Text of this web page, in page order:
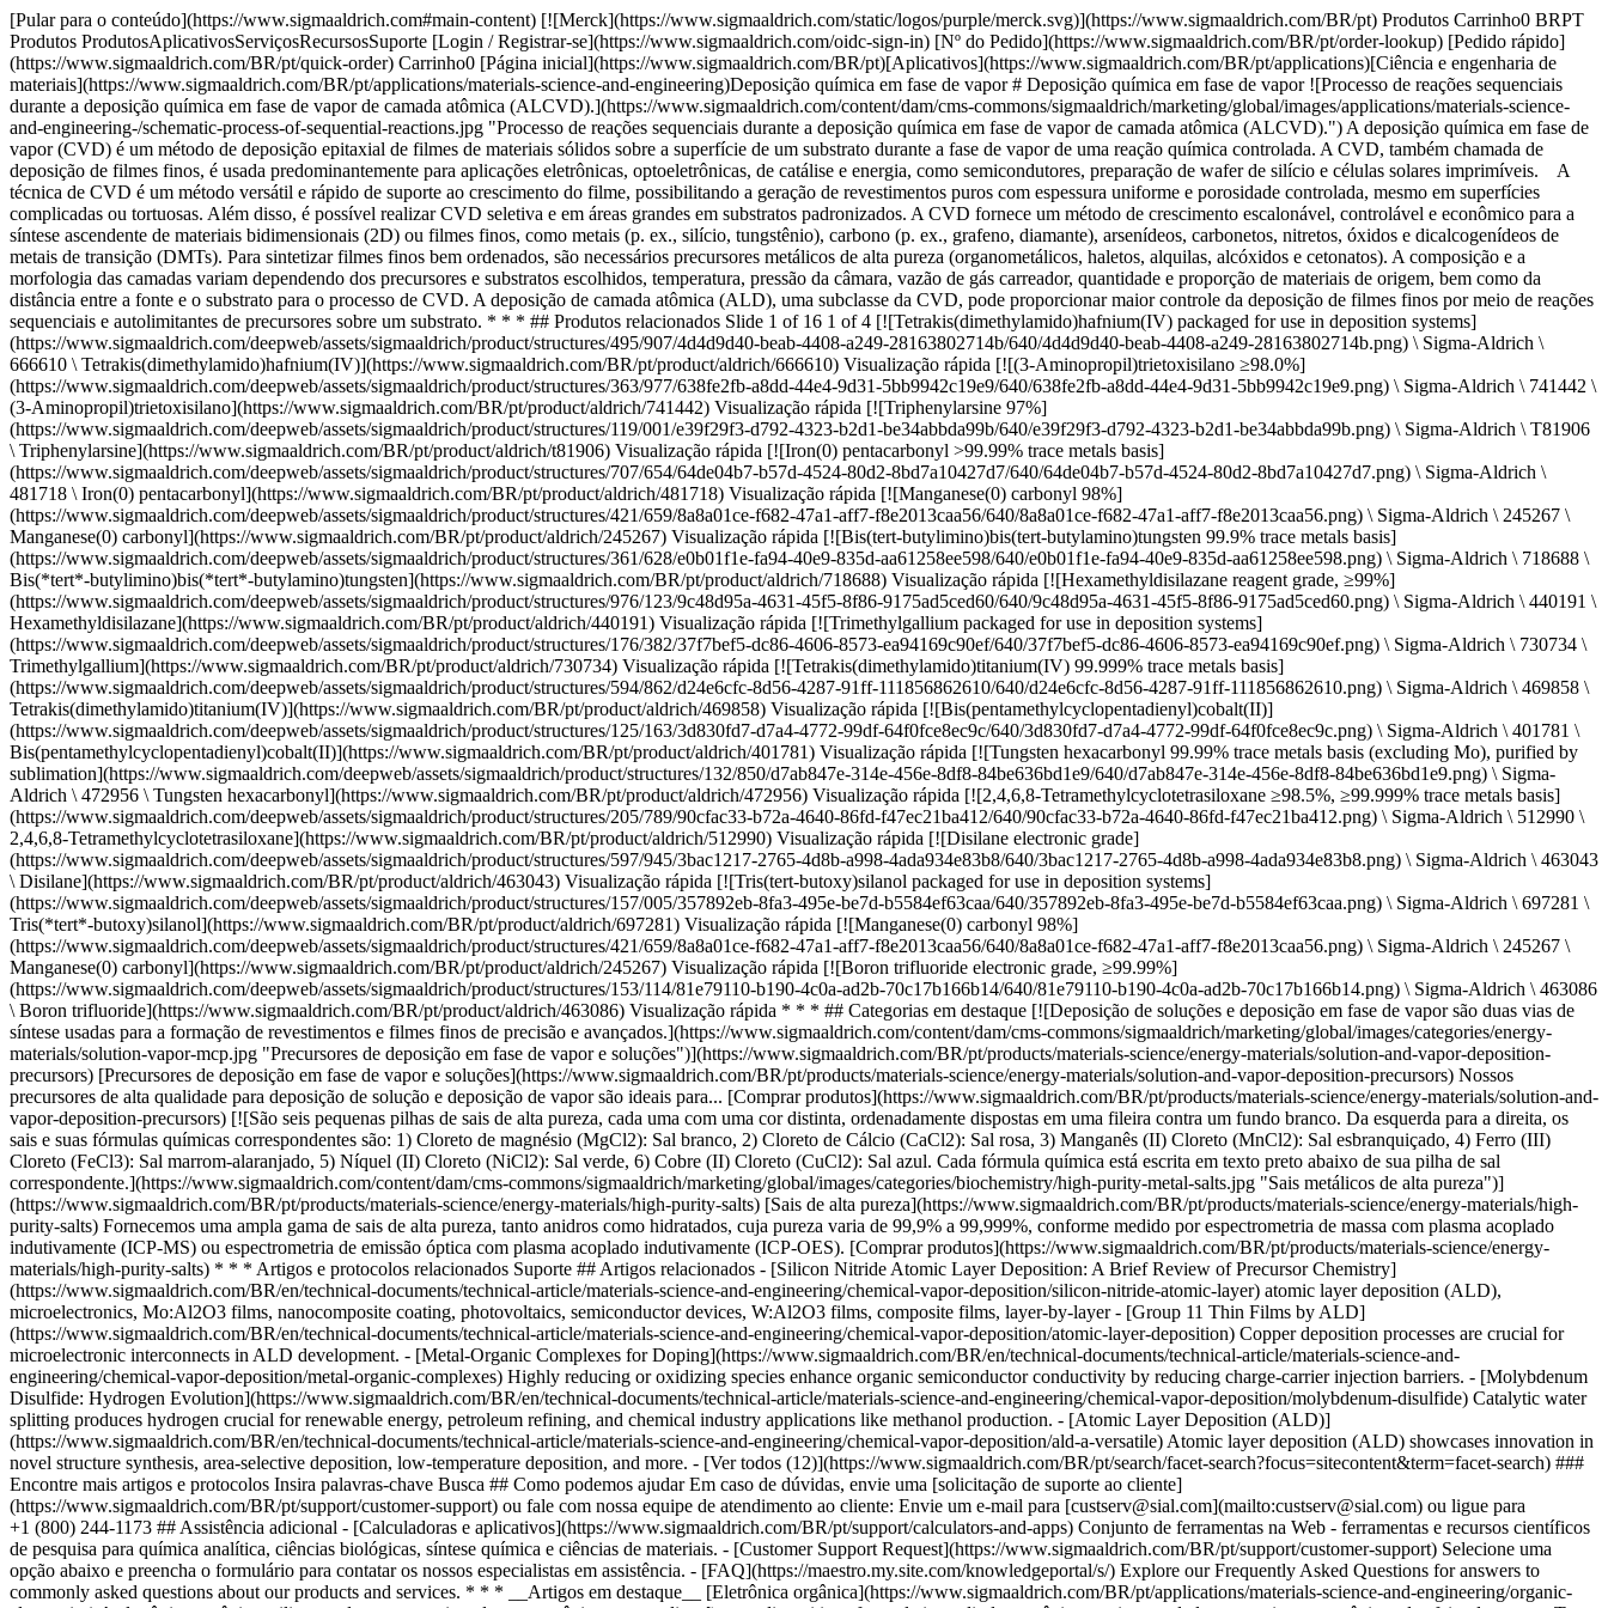
[Pular para o conteúdo](https://www.sigmaaldrich.com#main-content) [![Merck](https://www.sigmaaldrich.com/static/logos/purple/merck.svg)](https://www.sigmaaldrich.com/BR/pt) Produtos Carrinho0 BRPT Produtos ProdutosAplicativosServiçosRecursosSuporte [Login / Registrar-se](https://www.sigmaaldrich.com/oidc-sign-in) [Nº do Pedido](https://www.sigmaaldrich.com/BR/pt/order-lookup) [Pedido rápido](https://www.sigmaaldrich.com/BR/pt/quick-order) Carrinho0 [Página inicial](https://www.sigmaaldrich.com/BR/pt)[Aplicativos](https://www.sigmaaldrich.com/BR/pt/applications)[Ciência e engenharia de materiais](https://www.sigmaaldrich.com/BR/pt/applications/materials-science-and-engineering)Deposição química em fase de vapor # Deposição química em fase de vapor ![Processo de reações sequenciais durante a deposição química em fase de vapor de camada atômica (ALCVD).](https://www.sigmaaldrich.com/content/dam/cms-commons/sigmaaldrich/marketing/global/images/applications/materials-science-and-engineering-/schematic-process-of-sequential-reactions.jpg "Processo de reações sequenciais durante a deposição química em fase de vapor de camada atômica (ALCVD).") A deposição química em fase de vapor (CVD) é um método de deposição epitaxial de filmes de materiais sólidos sobre a superfície de um substrato durante a fase de vapor de uma reação química controlada. A CVD, também chamada de deposição de filmes finos, é usada predominantemente para aplicações eletrônicas, optoeletrônicas, de catálise e energia, como semicondutores, preparação de wafer de silício e células solares imprimíveis. A técnica de CVD é um método versátil e rápido de suporte ao crescimento do filme, possibilitando a geração de revestimentos puros com espessura uniforme e porosidade controlada, mesmo em superfícies complicadas ou tortuosas. Além disso, é possível realizar CVD seletiva e em áreas grandes em substratos padronizados. A CVD fornece um método de crescimento escalonável, controlável e econômico para a síntese ascendente de materiais bidimensionais (2D) ou filmes finos, como metais (p. ex., silício, tungstênio), carbono (p. ex., grafeno, diamante), arsenídeos, carbonetos, nitretos, óxidos e dicalcogenídeos de metais de transição (DMTs). Para sintetizar filmes finos bem ordenados, são necessários precursores metálicos de alta pureza (organometálicos, haletos, alquilas, alcóxidos e cetonatos). A composição e a morfologia das camadas variam dependendo dos precursores e substratos escolhidos, temperatura, pressão da câmara, vazão de gás carreador, quantidade e proporção de materiais de origem, bem como da distância entre a fonte e o substrato para o processo de CVD. A deposição de camada atômica (ALD), uma subclasse da CVD, pode proporcionar maior controle da deposição de filmes finos por meio de reações sequenciais e autolimitantes de precursores sobre um substrato. * * * ## Produtos relacionados Slide 1 of 16 1 of 4 [![Tetrakis(dimethylamido)hafnium(IV) packaged for use in deposition systems](https://www.sigmaaldrich.com/deepweb/assets/sigmaaldrich/product/structures/495/907/4d4d9d40-beab-4408-a249-28163802714b/640/4d4d9d40-beab-4408-a249-28163802714b.png) \ Sigma-Aldrich \ 666610 \ Tetrakis(dimethylamido)hafnium(IV)](https://www.sigmaaldrich.com/BR/pt/product/aldrich/666610) Visualização rápida [![(3-Aminopropil)trietoxisilano ≥98.0%](https://www.sigmaaldrich.com/deepweb/assets/sigmaaldrich/product/structures/363/977/638fe2fb-a8dd-44e4-9d31-5bb9942c19e9/640/638fe2fb-a8dd-44e4-9d31-5bb9942c19e9.png) \ Sigma-Aldrich \ 741442 \ (3-Aminopropil)trietoxisilano](https://www.sigmaaldrich.com/BR/pt/product/aldrich/741442) Visualização rápida [![Triphenylarsine 97%](https://www.sigmaaldrich.com/deepweb/assets/sigmaaldrich/product/structures/119/001/e39f29f3-d792-4323-b2d1-be34abbda99b/640/e39f29f3-d792-4323-b2d1-be34abbda99b.png) \ Sigma-Aldrich \ T81906 \ Triphenylarsine](https://www.sigmaaldrich.com/BR/pt/product/aldrich/t81906) Visualização rápida [![Iron(0) pentacarbonyl >99.99% trace metals basis](https://www.sigmaaldrich.com/deepweb/assets/sigmaaldrich/product/structures/707/654/64de04b7-b57d-4524-80d2-8bd7a10427d7/640/64de04b7-b57d-4524-80d2-8bd7a10427d7.png) \ Sigma-Aldrich \ 481718 \ Iron(0) pentacarbonyl](https://www.sigmaaldrich.com/BR/pt/product/aldrich/481718) Visualização rápida [![Manganese(0) carbonyl 98%](https://www.sigmaaldrich.com/deepweb/assets/sigmaaldrich/product/structures/421/659/8a8a01ce-f682-47a1-aff7-f8e2013caa56/640/8a8a01ce-f682-47a1-aff7-f8e2013caa56.png) \ Sigma-Aldrich \ 245267 \ Manganese(0) carbonyl](https://www.sigmaaldrich.com/BR/pt/product/aldrich/245267) Visualização rápida [![Bis(tert-butylimino)bis(tert-butylamino)tungsten 99.9% trace metals basis](https://www.sigmaaldrich.com/deepweb/assets/sigmaaldrich/product/structures/361/628/e0b01f1e-fa94-40e9-835d-aa61258ee598/640/e0b01f1e-fa94-40e9-835d-aa61258ee598.png) \ Sigma-Aldrich \ 718688 \ Bis(*tert*-butylimino)bis(*tert*-butylamino)tungsten](https://www.sigmaaldrich.com/BR/pt/product/aldrich/718688) Visualização rápida [![Hexamethyldisilazane reagent grade, ≥99%](https://www.sigmaaldrich.com/deepweb/assets/sigmaaldrich/product/structures/976/123/9c48d95a-4631-45f5-8f86-9175ad5ced60/640/9c48d95a-4631-45f5-8f86-9175ad5ced60.png) \ Sigma-Aldrich \ 440191 \ Hexamethyldisilazane](https://www.sigmaaldrich.com/BR/pt/product/aldrich/440191) Visualização rápida [![Trimethylgallium packaged for use in deposition systems](https://www.sigmaaldrich.com/deepweb/assets/sigmaaldrich/product/structures/176/382/37f7bef5-dc86-4606-8573-ea94169c90ef/640/37f7bef5-dc86-4606-8573-ea94169c90ef.png) \ Sigma-Aldrich \ 730734 \ Trimethylgallium](https://www.sigmaaldrich.com/BR/pt/product/aldrich/730734) Visualização rápida [![Tetrakis(dimethylamido)titanium(IV) 99.999% trace metals basis](https://www.sigmaaldrich.com/deepweb/assets/sigmaaldrich/product/structures/594/862/d24e6cfc-8d56-4287-91ff-111856862610/640/d24e6cfc-8d56-4287-91ff-111856862610.png) \ Sigma-Aldrich \ 469858 \ Tetrakis(dimethylamido)titanium(IV)](https://www.sigmaaldrich.com/BR/pt/product/aldrich/469858) Visualização rápida [![Bis(pentamethylcyclopentadienyl)cobalt(II)](https://www.sigmaaldrich.com/deepweb/assets/sigmaaldrich/product/structures/125/163/3d830fd7-d7a4-4772-99df-64f0fce8ec9c/640/3d830fd7-d7a4-4772-99df-64f0fce8ec9c.png) \ Sigma-Aldrich \ 401781 \ Bis(pentamethylcyclopentadienyl)cobalt(II)](https://www.sigmaaldrich.com/BR/pt/product/aldrich/401781) Visualização rápida [![Tungsten hexacarbonyl 99.99% trace metals basis (excluding Mo), purified by sublimation](https://www.sigmaaldrich.com/deepweb/assets/sigmaaldrich/product/structures/132/850/d7ab847e-314e-456e-8df8-84be636bd1e9/640/d7ab847e-314e-456e-8df8-84be636bd1e9.png) \ Sigma-Aldrich \ 472956 \ Tungsten hexacarbonyl](https://www.sigmaaldrich.com/BR/pt/product/aldrich/472956) Visualização rápida [![2,4,6,8-Tetramethylcyclotetrasiloxane ≥98.5%, ≥99.999% trace metals basis](https://www.sigmaaldrich.com/deepweb/assets/sigmaaldrich/product/structures/205/789/90cfac33-b72a-4640-86fd-f47ec21ba412/640/90cfac33-b72a-4640-86fd-f47ec21ba412.png) \ Sigma-Aldrich \ 512990 \ 2,4,6,8-Tetramethylcyclotetrasiloxane](https://www.sigmaaldrich.com/BR/pt/product/aldrich/512990) Visualização rápida [![Disilane electronic grade](https://www.sigmaaldrich.com/deepweb/assets/sigmaaldrich/product/structures/597/945/3bac1217-2765-4d8b-a998-4ada934e83b8/640/3bac1217-2765-4d8b-a998-4ada934e83b8.png) \ Sigma-Aldrich \ 463043 \ Disilane](https://www.sigmaaldrich.com/BR/pt/product/aldrich/463043) Visualização rápida [![Tris(tert-butoxy)silanol packaged for use in deposition systems](https://www.sigmaaldrich.com/deepweb/assets/sigmaaldrich/product/structures/157/005/357892eb-8fa3-495e-be7d-b5584ef63caa/640/357892eb-8fa3-495e-be7d-b5584ef63caa.png) \ Sigma-Aldrich \ 697281 \ Tris(*tert*-butoxy)silanol](https://www.sigmaaldrich.com/BR/pt/product/aldrich/697281) Visualização rápida [![Manganese(0) carbonyl 98%](https://www.sigmaaldrich.com/deepweb/assets/sigmaaldrich/product/structures/421/659/8a8a01ce-f682-47a1-aff7-f8e2013caa56/640/8a8a01ce-f682-47a1-aff7-f8e2013caa56.png) \ Sigma-Aldrich \ 245267 \ Manganese(0) carbonyl](https://www.sigmaaldrich.com/BR/pt/product/aldrich/245267) Visualização rápida [![Boron trifluoride electronic grade, ≥99.99%](https://www.sigmaaldrich.com/deepweb/assets/sigmaaldrich/product/structures/153/114/81e79110-b190-4c0a-ad2b-70c17b166b14/640/81e79110-b190-4c0a-ad2b-70c17b166b14.png) \ Sigma-Aldrich \ 463086 \ Boron trifluoride](https://www.sigmaaldrich.com/BR/pt/product/aldrich/463086) Visualização rápida * * * ## Categorias em destaque [![Deposição de soluções e deposição em fase de vapor são duas vias de síntese usadas para a formação de revestimentos e filmes finos de precisão e avançados.](https://www.sigmaaldrich.com/content/dam/cms-commons/sigmaaldrich/marketing/global/images/categories/energy-materials/solution-vapor-mcp.jpg "Precursores de deposição em fase de vapor e soluções")](https://www.sigmaaldrich.com/BR/pt/products/materials-science/energy-materials/solution-and-vapor-deposition-precursors) [Precursores de deposição em fase de vapor e soluções](https://www.sigmaaldrich.com/BR/pt/products/materials-science/energy-materials/solution-and-vapor-deposition-precursors) Nossos precursores de alta qualidade para deposição de solução e deposição de vapor são ideais para... [Comprar produtos](https://www.sigmaaldrich.com/BR/pt/products/materials-science/energy-materials/solution-and-vapor-deposition-precursors) [![São seis pequenas pilhas de sais de alta pureza, cada uma com uma cor distinta, ordenadamente dispostas em uma fileira contra um fundo branco. Da esquerda para a direita, os sais e suas fórmulas químicas correspondentes são: 1) Cloreto de magnésio (MgCl2): Sal branco, 2) Cloreto de Cálcio (CaCl2): Sal ro